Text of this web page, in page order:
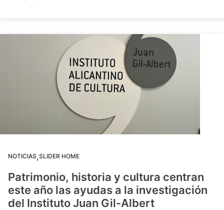
NOTICIAS,SLIDER HOME
Patrimonio, historia y cultura centran
este año las ayudas a la investigación
del Instituto Juan Gil-Albert